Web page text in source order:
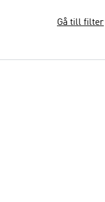
Gå till filter